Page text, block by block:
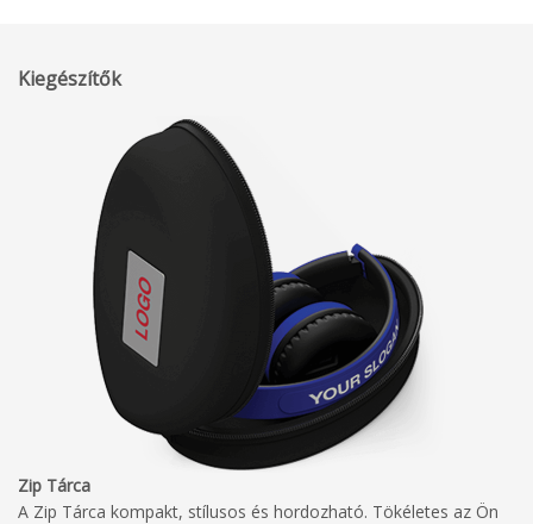
Kiegészítők
Zip Tárca
A Zip Tárca kompakt, stílusos és hordozható. Tökéletes az Ön